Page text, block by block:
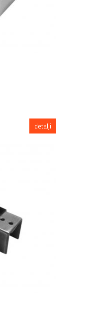
detalji